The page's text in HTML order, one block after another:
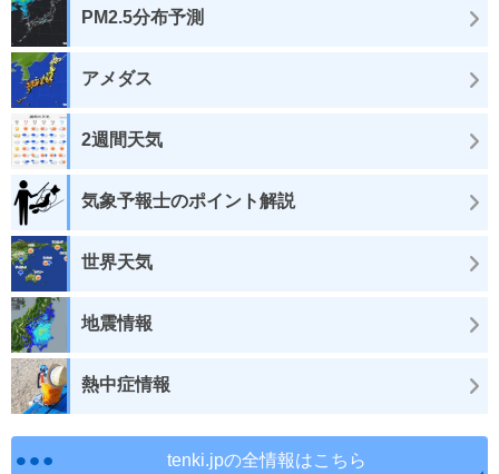
PM2.5分布予測
アメダス
2週間天気
気象予報士のポイント解説
世界天気
地震情報
熱中症情報
tenki.jpの全情報はこちら